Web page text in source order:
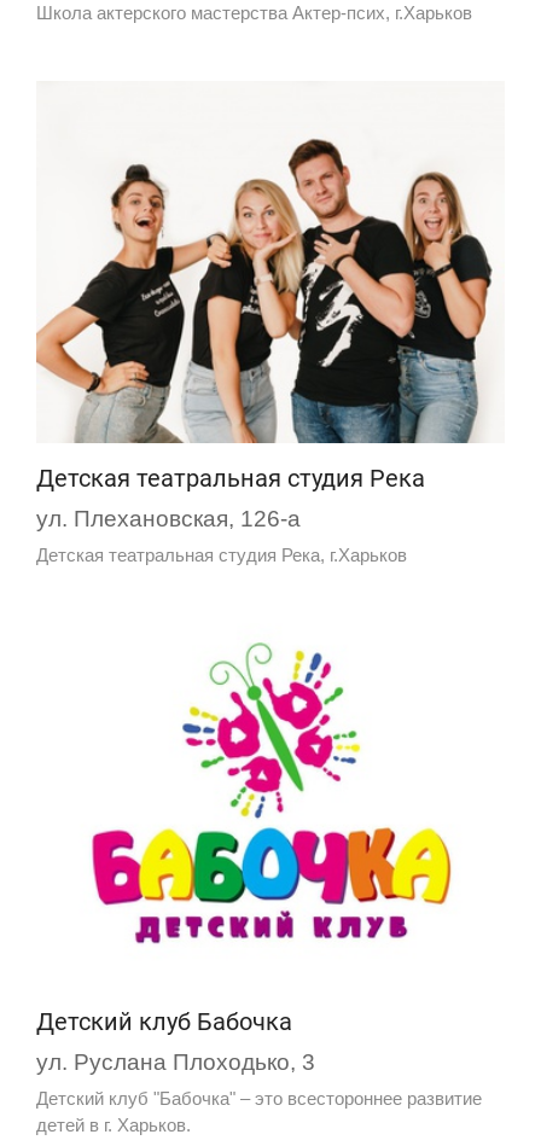
Школа актерского мастерства Актер-псих, г.Харьков
Детская театральная студия Река
ул. Плехановская, 126-а
Детская театральная студия Река, г.Харьков
Детский клуб Бабочка
ул. Руслана Плоходько, 3
Детский клуб "Бабочка" – это всестороннее развитие
детей в г. Харьков.